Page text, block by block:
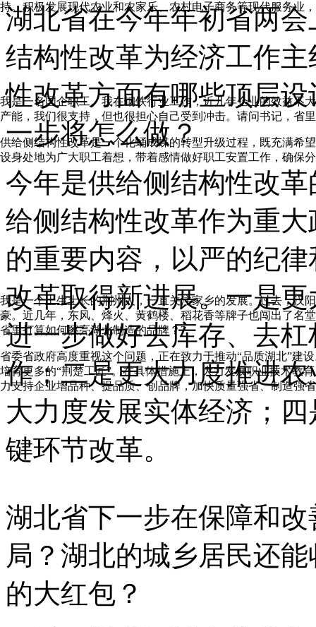
湖北省在今年年初省两
结构性改革为经济工作
性改革方面有哪些顶层
一步将怎么做？
今年是供给侧结构性改
给侧结构性改革作为重
的重要内容，以严的纪
改革取得新进展。一是
进一步做好去库存、去
作；二是更大力度推进
大力度发展实体经济；
键环节改革。
湖北省下一步在保障和
局？湖北的城乡居民还
的大红包？
持。积极发展现代农业和农家乐、农村电子商务等现代服务业
我是一名国企职工。我在钢铁行业工作，近几年企业的效益不
产能，我们很支持，但也很担心自己受到冲击。请问书记，省
供给侧结构性改革是一个化蛹成蝶的转型升级过程，既充满希
设身处地为广大职工着想，带着感情做好职工安置工作，确保
我是一个土生土长的荆州人，一直关注家乡的发展。过去，汉
豪。近几年，东风、烽火、黄鹤楼、稻花香等牌子也闯出了名
省里打算如何擦亮湖北制造的品牌？?
省委省政府高度重视这个问题，正在致力于推动“品质湖北”建
培育更多的“荆楚工匠”。在具体措施上，大力发展职业技术教
力支持企业增品种、提品质、创品牌，加快质量强省、制造强